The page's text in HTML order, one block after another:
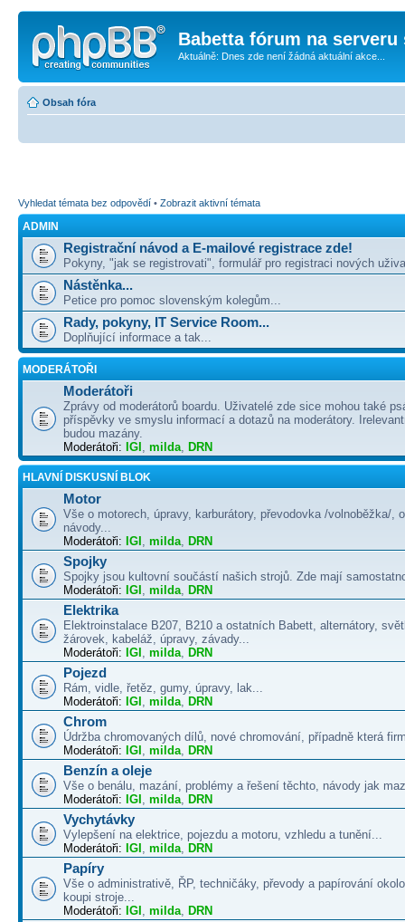
Babetta fórum na serveru
Aktuálně: Dnes zde není žádná aktuální akce...
Obsah fóra
Vyhledat témata bez odpovědí • Zobrazit aktivní témata
ADMIN
Registrační návod a E-mailové registrace zde!
Pokyny, "jak se registrovati", formulář pro registraci nových
Nástěnka...
Petice pro pomoc slovenským kolegům...
Rady, pokyny, IT Service Room...
Doplňující informace a tak...
MODERÁTOŘI
Moderátoři
Zprávy od moderátorů boardu. Uživatelé zde sice mohou také
příspěvky ve smyslu informací a dotazů na moderátory.
budou mazány.
Moderátoři: IGI , milda, DRN
HLAVNÍ DISKUSNÍ BLOK
Motor
Vše o motorech, úpravy, karburátory, převodovka /volnoběžka/,
návody...
Moderátoři: IGI , milda, DRN
Spojky
Spojky jsou kultovní součástí našich strojů. Zde mají
Moderátoři: IGI , milda, DRN
Elektrika
Elektroinstalace B207, B210 a ostatních Babett, alternátory,
žárovek, kabeláž, úpravy, závady...
Moderátoři: IGI , milda, DRN
Pojezd
Rám, vidle, řetěz, gumy, úpravy, lak...
Moderátoři: IGI , milda, DRN
Chrom
Údržba chromovaných dílů, nové chromování, případně která
Moderátoři: IGI , milda, DRN
Benzín a oleje
Vše o benálu, mazání, problémy a řešení těchto, návody jak
Moderátoři: IGI , milda, DRN
Vychytávky
Vylepšení na elektrice, pojezdu a motoru, vzhledu a tunění...
Moderátoři: IGI , milda, DRN
Papíry
Vše o administrativě, ŘP, techničáky, převody a papírování
koupi stroje...
Moderátoři: IGI , milda, DRN